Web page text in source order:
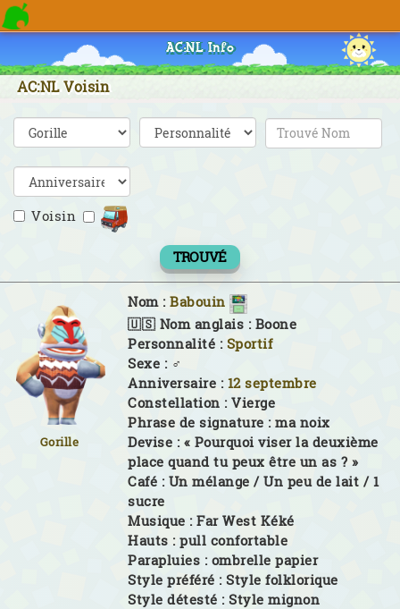
AC:NL Info
AC:NL Voisin
Voisin
TROUVÉ
Gorille
Nom : Babouin
🇺🇸 Nom anglais : Boone
Personnalité : Sportif
Sexe : ♂
Anniversaire : 12 septembre
Constellation : Vierge
Phrase de signature : ma noix
Devise : « Pourquoi viser la deuxième
place quand tu peux être un as ? »
Café : Un mélange / Un peu de lait / 1
sucre
Musique : Far West Kéké
Hauts : pull confortable
Parapluies : ombrelle papier
Style préféré : Style folklorique
Style détesté : Style mignon